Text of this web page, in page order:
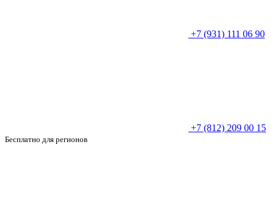
+7 (931) 111 06 90
+7 (812) 209 00 15
Бесплатно для регионов